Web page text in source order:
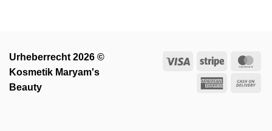
Urheberrecht 2026 ©
Kosmetik Maryam's
Beauty
Visa Stripe
American